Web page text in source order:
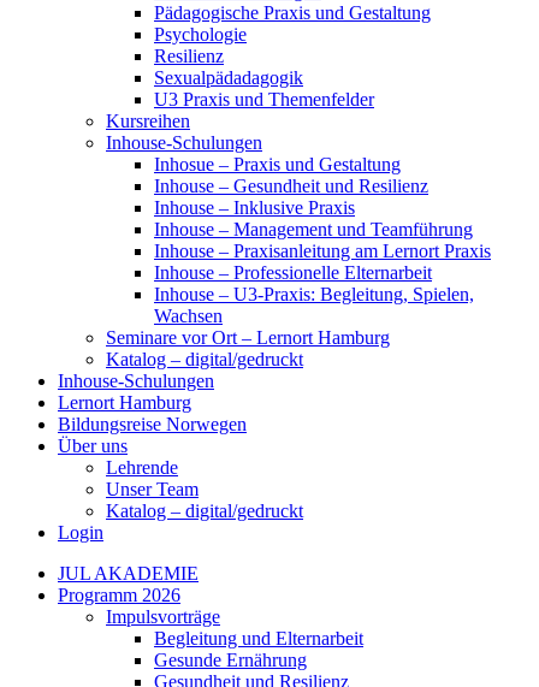
Pädagogische Praxis und Gestaltung
Psychologie
Resilienz
Sexualpädadagogik
U3 Praxis und Themenfelder
Kursreihen
Inhouse-Schulungen
Inhosue – Praxis und Gestaltung
Inhouse – Gesundheit und Resilienz
Inhouse – Inklusive Praxis
Inhouse – Management und Teamführung
Inhouse – Praxisanleitung am Lernort Praxis
Inhouse – Professionelle Elternarbeit
Inhouse – U3-Praxis: Begleitung, Spielen,
Wachsen
Seminare vor Ort – Lernort Hamburg
Katalog – digital/gedruckt
Inhouse-Schulungen
Lernort Hamburg
Bildungsreise Norwegen
Über uns
Lehrende
Unser Team
Katalog – digital/gedruckt
Login
JUL AKADEMIE
Programm 2026
Impulsvorträge
Begleitung und Elternarbeit
Gesunde Ernährung
Gesundheit und Resilienz